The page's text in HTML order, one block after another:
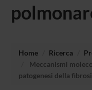
Home Ricerca
Meccanismi
patogenesi della